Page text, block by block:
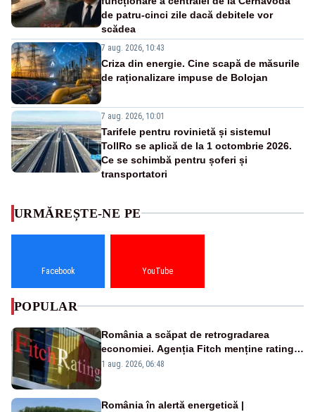
de patru-cinci zile dacă debitele vor
scădea
7 aug. 2026, 10:43
Criza din energie. Cine scapă de măsurile
de raționalizare impuse de Bolojan
7 aug. 2026, 10:01
Tarifele pentru rovinietă și sistemul
TollRo se aplică de la 1 octombrie 2026.
Ce se schimbă pentru șoferi și
transportatori
URMĂREȘTE-NE PE
Facebook YouTube
POPULAR
România a scăpat de retrogradarea
economiei. Agenția Fitch menține ratingul
„BBB-” cu perspectivă negativă
1 aug. 2026, 06:48
România în alertă energetică |